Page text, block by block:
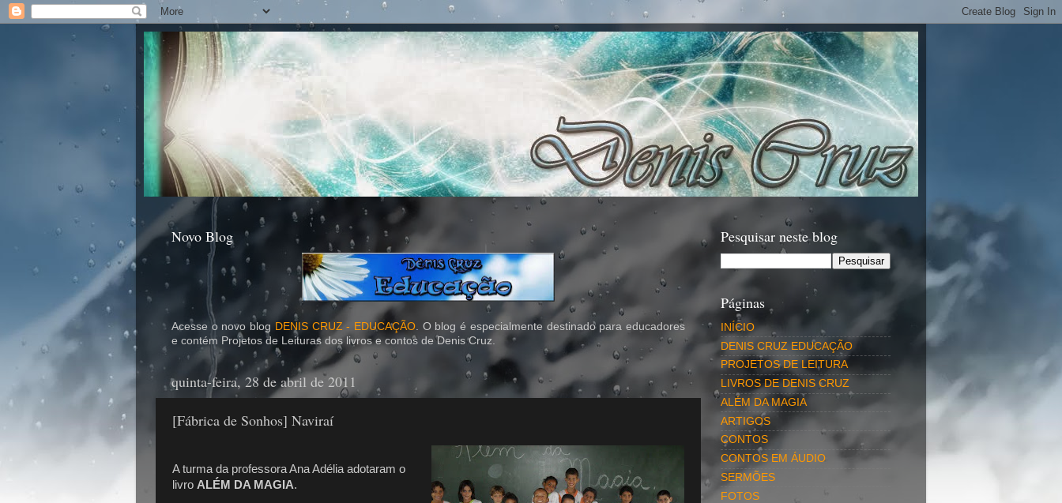
Novo Blog
Acesse o novo blog DENIS CRUZ - EDUCAÇÃO . O blog é especialmente destinado para educadores
e contém Projetos de Leituras dos livros e contos de Denis Cruz.
quinta-feira, 28 de abril de 2011
[Fábrica de Sonhos] Naviraí
A turma da professora Ana Adélia adotaram o
livro ALÉM DA MAGIA.
Pesquisar neste blog
Páginas
INÍCIO
DENIS CRUZ EDUCAÇÃO
PROJETOS DE LEITURA
LIVROS DE DENIS CRUZ
ALÉM DA MAGIA
ARTIGOS
CONTOS
CONTOS EM ÁUDIO
SERMÕES
FOTOS